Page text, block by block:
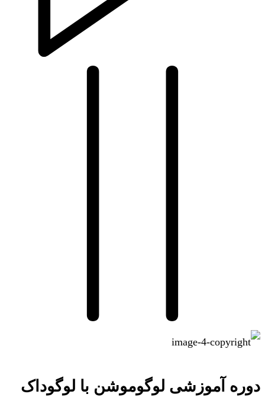
دوره آموزشی لوگوموشن با لوگوداک